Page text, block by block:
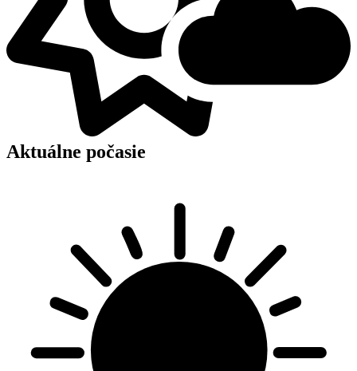
Aktuálne počasie